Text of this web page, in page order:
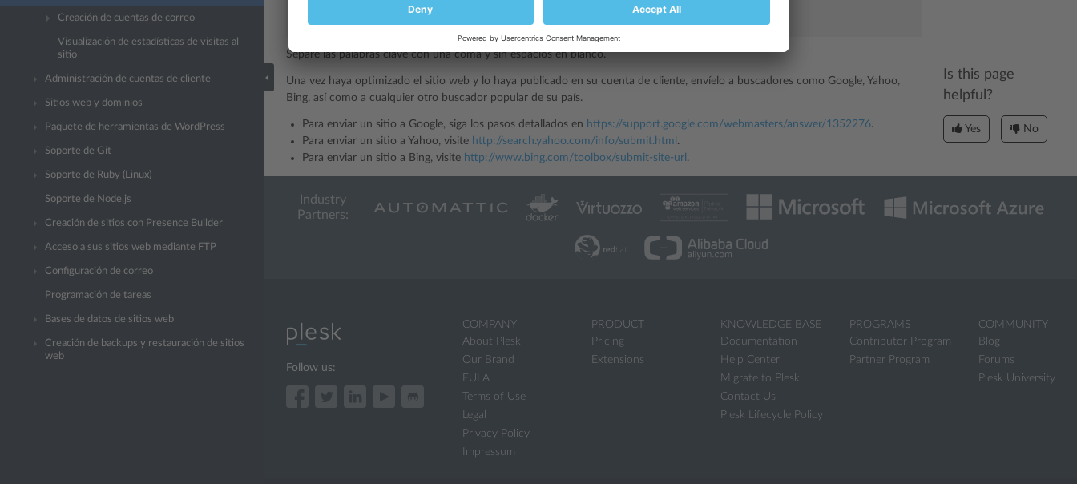
Creación de cuentas de correo
Visualización de estadísticas de visitas al
sitio
Administración de cuentas de cliente
Sitios web y dominios
Paquete de herramientas de WordPress
Soporte de Git
Soporte de Ruby (Linux)
Soporte de Node.js
Creación de sitios con Presence Builder
Acceso a sus sitios web mediante FTP
Configuración de correo
Programación de tareas
Bases de datos de sitios web
Creación de backups y restauración de sitios
web
"description" "Ordering Hosting Automation Software"
</HEAD>
Separe las palabras clave con una coma y sin espacios en blanco.
Una vez haya optimizado el sitio web y lo haya publicado en su cuenta de cliente, envíelo a buscadores como Google, Yahoo,
Bing, así como a cualquier otro buscador popular de su país.
Para enviar un sitio a Google, siga los pasos detallados en https://support.google.com/webmasters/answer/1352276.
Para enviar un sitio a Yahoo, visite http://search.yahoo.com/info/submit.html .
Para enviar un sitio a Bing, visite http://www.bing.com/toolbox/submit-site-url .
Is this page
helpful?
Yes No
Industry
Partners:
Follow us:
COMPANY
About Plesk
Our Brand
EULA
Terms of Use
Legal
Privacy Policy
Impressum
PRODUCT
Pricing
Extensions
KNOWLEDGE BASE
Documentation
Help Center
Migrate to Plesk
Contact Us
Plesk Lifecycle Policy
PROGRAMS
Contributor Program
Partner Program
COMMUNITY
Blog
Forums
Plesk University